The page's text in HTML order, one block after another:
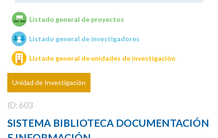
Unidades de investigación
Listado general de proyectos
Listado general de investigadores
Listado general de unidades de investigación
Unidad de Investigación
ID: 603
SISTEMA BIBLIOTECA DOCUMENTACIÓN